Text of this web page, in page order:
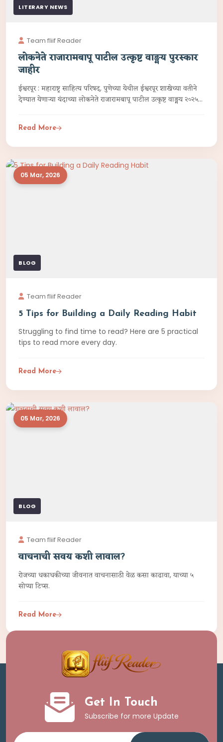
LITERARY NEWS
Team fliif Reader
लोकनेते राजारामबापू पाटील उत्कृष्ट वाङ्मय पुरस्कार
जाहीर
ईश्वरपूर : महाराष्ट्र साहित्य परिषद, पुणेच्या येथील ईश्वरपूर शाखेच्या वतीने
देण्यात येणाऱ्या यंदाच्या लोकनेते राजारामबापू पाटील उत्कृष्ट वाङ्मय २०२५
Read More
05 Mar, 2026
BLOG
Team fliif Reader
5 Tips for Building a Daily Reading Habit
Struggling to find time to read? Here are 5 practical
tips to read more every day.
Read More
05 Mar, 2026
BLOG
Team fliif Reader
वाचनाची सवय कशी लावाल?
रोजच्या धकाधकीच्या जीवनात वाचनासाठी वेळ कसा काढावा, याच्या ५
सोप्या टिप्स.
Read More
Get In Touch
Subscribe for more Update